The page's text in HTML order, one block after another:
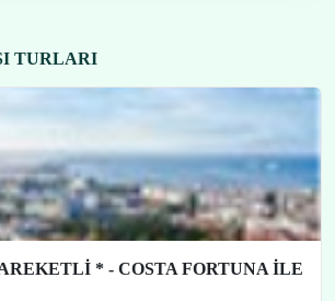
TURLARI
* - COSTA FORTUNA İLE